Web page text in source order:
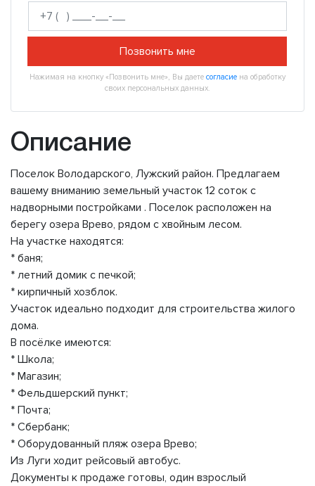
Позвонить мне
Нажимая на кнопку «Позвонить мне», Вы даете согласие на обработку
своих персональных данных.
Описание
Поселок Володарского, Лужский район. Предлагаем
вашему вниманию земельный участок 12 соток с
надворными постройками . Поселок расположен на
берегу озера Врево, рядом с хвойным лесом.
На участке находятся:
* баня;
* летний домик с печкой;
* кирпичный хозблок.
Участок идеально подходит для строительства жилого
дома.
В посёлке имеются:
* Школа;
* Магазин;
* Фельдшерский пункт;
* Почта;
* Сбербанк;
* Оборудованный пляж озера Врево;
Из Луги ходит рейсовый автобус.
Документы к продаже готовы, один взрослый